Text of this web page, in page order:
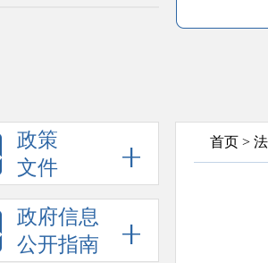
政策
文件
政府信息
公开指南
首页 >